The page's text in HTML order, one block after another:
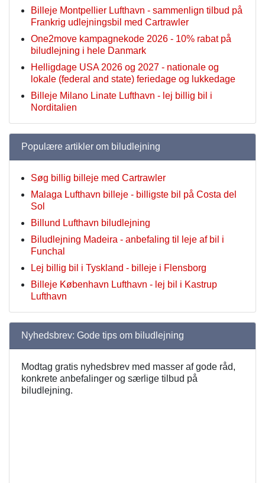
Billeje Montpellier Lufthavn - sammenlign tilbud på
Frankrig udlejningsbil med Cartrawler
One2move kampagnekode 2026 - 10% rabat på
biludlejning i hele Danmark
Helligdage USA 2026 og 2027 - nationale og
lokale (federal and state) feriedage og lukkedage
Billeje Milano Linate Lufthavn - lej billig bil i
Norditalien
Populære artikler om biludlejning
Søg billig billeje med Cartrawler
Malaga Lufthavn billeje - billigste bil på Costa del
Sol
Billund Lufthavn biludlejning
Biludlejning Madeira - anbefaling til leje af bil i
Funchal
Lej billig bil i Tyskland - billeje i Flensborg
Billeje København Lufthavn - lej bil i Kastrup
Lufthavn
Nyhedsbrev: Gode tips om biludlejning
Modtag gratis nyhedsbrev med masser af gode råd,
konkrete anbefalinger og særlige tilbud på
biludlejning.